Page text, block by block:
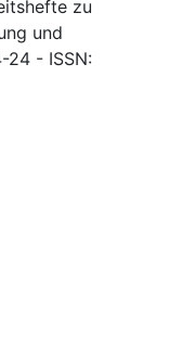
zu
und
24 - ISSN: